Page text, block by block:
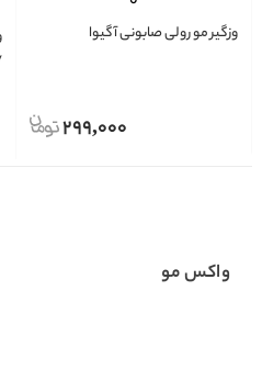
وزگیر مو رولی صابونی آگیوا
299,000
واکس مو